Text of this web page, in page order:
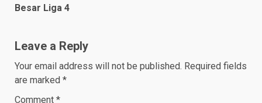
Besar Liga 4
Leave a Reply
Your email address will not be published. Required fields
are marked *
Comment *